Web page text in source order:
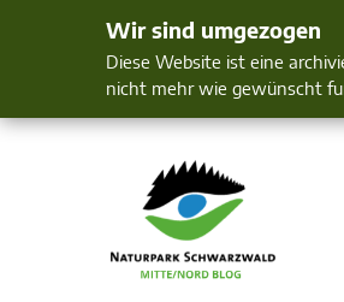
Wir sind umgezogen
Diese Website ist eine
nicht mehr wie gewünscht